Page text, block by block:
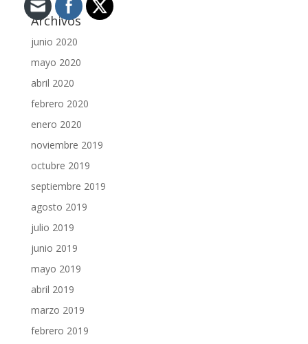
Archivos
junio 2020
mayo 2020
abril 2020
febrero 2020
enero 2020
noviembre 2019
octubre 2019
septiembre 2019
agosto 2019
julio 2019
junio 2019
mayo 2019
abril 2019
marzo 2019
febrero 2019